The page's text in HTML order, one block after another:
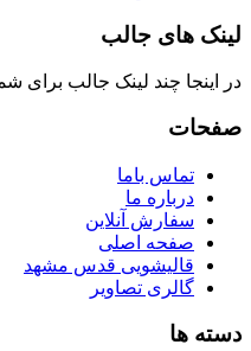
لینک های جالب
در اینجا چند لینک جالب برای
صفحات
تماس باما
درباره ما
سفارش آنلاین
صفحه اصلی
قالیشویی قدس مشهد
گالری تصاویر
دسته ها